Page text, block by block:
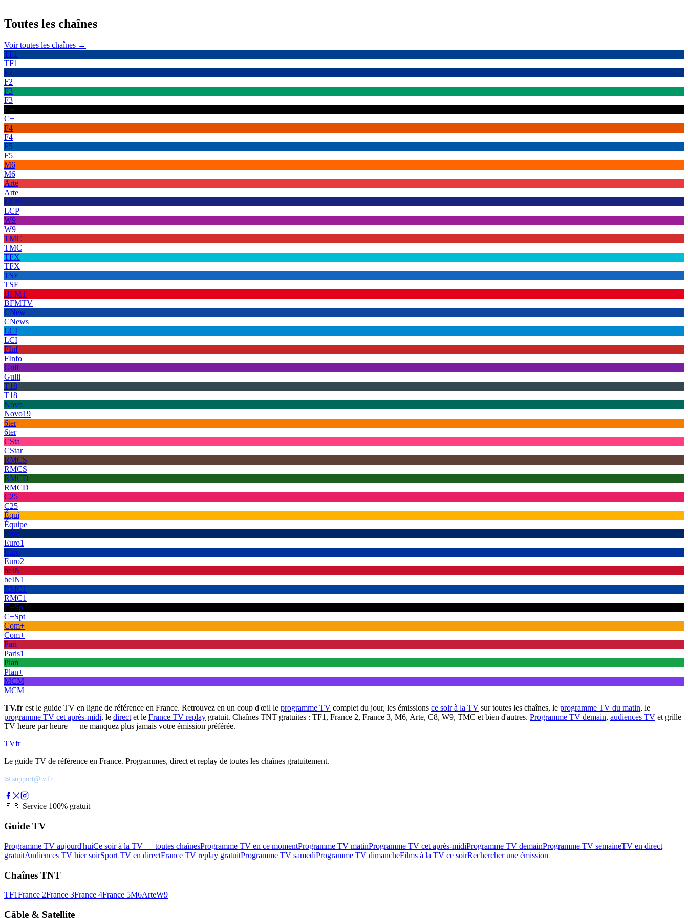
Toutes les chaînes
Voir toutes les chaînes →
TF1
TF1
F2
F2
F3
F3
C+
C+
F4
F4
F5
F5
M6
M6
Arte
Arte
LCP
LCP
W9
W9
TMC
TMC
TFX
TFX
TSF
TSF
BFMT
BFMTV
CNew
CNews
LCI
LCI
FInf
FInfo
Gull
Gulli
T18
T18
Novo
Novo19
6ter
6ter
CSta
CStar
RMCS
RMCS
RMCD
RMCD
C25
C25
Équi
Équipe
Euro
Euro1
Euro
Euro2
beIN
beIN1
RMC1
RMC1
C+Sp
C+Spt
Com+
Com+
Pari
Paris1
Plan
Plan+
MCM
MCM
TV.fr est le guide TV en ligne de référence en France. Retrouvez en un coup d'œil le programme TV complet du jour, les émissions ce soir à la TV sur toutes les chaînes, le programme TV du matin, le
programme TV cet après-midi, le directet le France TV replay gratuit. Chaînes TNT gratuites : TF1, France 2, France 3, M6, Arte, C8, W9, TMC et bien d'autres. Programme TV demain, audiences TV et grille
TV heure par heure — ne manquez plus jamais votre émission préférée.
TVfr
Le guide TV de référence en France. Programmes, direct et replay de toutes les chaînes gratuitement.
✉ support@tv.fr
🇫🇷 Service 100% gratuit
Guide TV
Programme TV aujourd'huiCe soir à la TV — toutes chaînesProgramme TV en ce momentProgramme TV matinProgramme TV cet après-midiProgramme TV demainProgramme TV semaineTV en direct
gratuitAudiences TV hier soirSport TV en directFrance TV replay gratuitProgramme TV samediProgramme TV dimancheFilms à la TV ce soirRechercher une émission
Chaînes TNT
TF1France 2France 3France 4France 5M6ArteW9
Câble & Satellite